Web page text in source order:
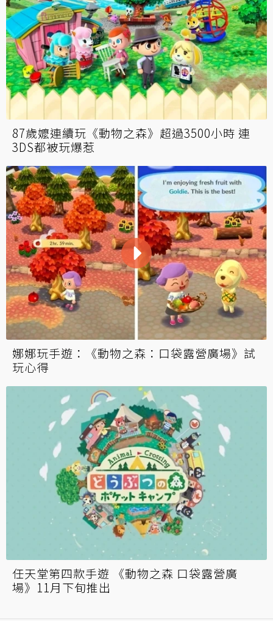
87歲嬤連續玩《動物之森》超過3500小時 連
3DS都被玩爆惹
娜娜玩手遊：《動物之森：口袋露營廣場》試
玩心得
任天堂第四款手遊 《動物之森 口袋露營廣
場》11月下旬推出